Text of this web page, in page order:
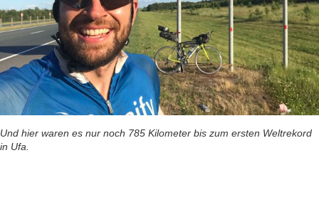
Und hier waren es nur noch 785 Kilometer bis zum ersten Weltrekord
in Ufa.